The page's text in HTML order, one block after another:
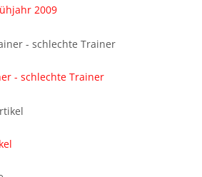
2009
- schlechte Trainer